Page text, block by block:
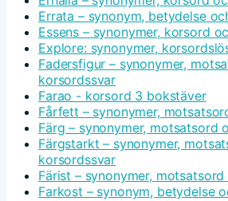
Errata – synonym, betydelse
Essens – synonymer, korsord
Explore: synonymer,
Fadersfigur – synonymer,
korsordssvar
Farao - korsord 3 bokstäver
Fårfett – synonymer,
Färg – synonymer, motsatsord
Färgstarkt – synonymer,
korsordssvar
Färist – synonymer,
Farkost – synonym, betydelse